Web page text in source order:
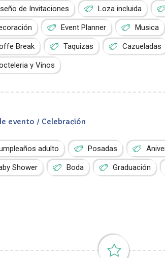
de Invitaciones Loza incluida
Event Planner Musica
Break Taquizas Cazueladas
y Vinos
evento / Celebración
adulto Posadas
Shower Boda Graduación